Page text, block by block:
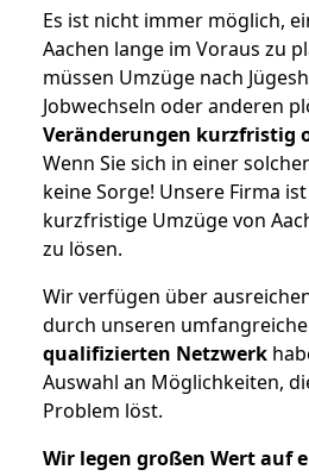
Es ist nicht immer möglich,
Aachen lange im Voraus zu
müssen Umzüge nach
Jobwechseln oder anderen
Veränderungen kurzfristig
Wenn Sie sich in einer
keine Sorge! Unsere Firma
kurzfristige Umzüge von
zu lösen.
Wir verfügen über
durch unseren
qualifizierten Netzwerk
Auswahl an Möglichkeiten,
Problem löst.
Wir legen großen Wert auf